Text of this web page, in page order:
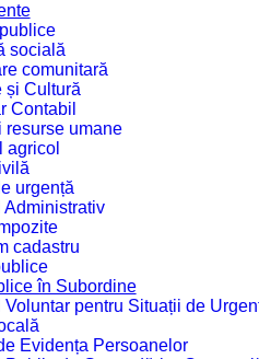
socială
comunitară
și Cultură
Contabil
resurse umane
agricol
urgență
Administrativ
cadastru
în Subordine
Voluntar pentru Situații de
Evidența Persoanelor